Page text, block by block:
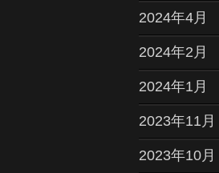
2024年4月
2024年2月
2024年1月
2023年11月
2023年10月